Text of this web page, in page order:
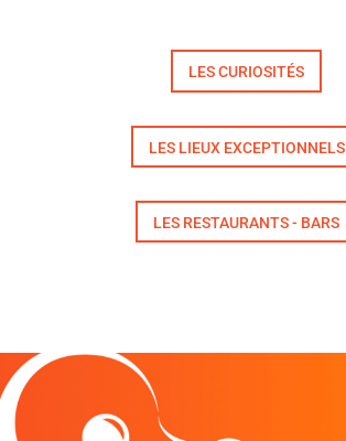
LES CURIOSITÉS
LES LIEUX EXCEPTIONNELS
LES RESTAURANTS - BARS